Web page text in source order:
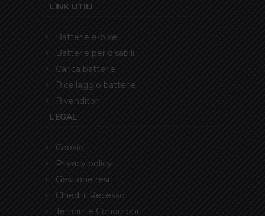
LINK UTILI
Batterie e-bike
Batterie per disabili
Carica batterie
Ricellaggio batterie
Rivenditori
LEGAL
Cookie
Privacy policy
Gestione resi
Chiedi il Recesso
Termini e Condizioni